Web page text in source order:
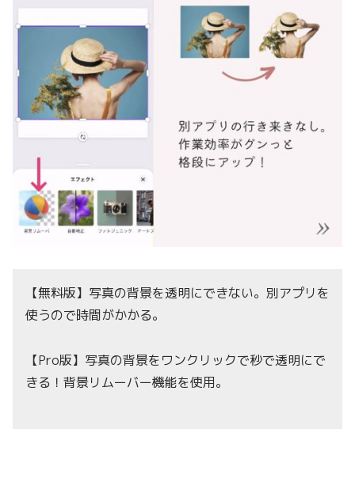
【無料版】写真の背景を透明にできない。別アプリを
使うので時間がかかる。
【Pro版】写真の背景をワンクリックで秒で透明にで
きる！背景リムーバー機能を使用。